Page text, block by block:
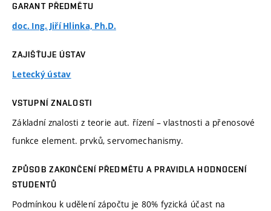
GARANT PŘEDMĚTU
doc. Ing. Jiří Hlinka, Ph.D.
ZAJIŠŤUJE ÚSTAV
Letecký ústav
VSTUPNÍ ZNALOSTI
Základní znalosti z teorie aut. řízení – vlastnosti a přenosové
funkce element. prvků, servomechanismy.
ZPŮSOB ZAKONČENÍ PŘEDMĚTU A PRAVIDLA HODNOCENÍ
STUDENTŮ
Podmínkou k udělení zápočtu je 80% fyzická účast na